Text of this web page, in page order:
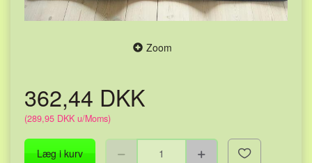
Zoom
362,44 DKK
(289,95 DKK u/Moms)
Læg i kurv